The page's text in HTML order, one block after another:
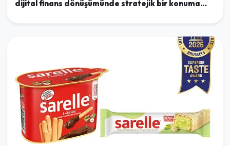
dijital finans dönüşümünde stratejik bir konuma